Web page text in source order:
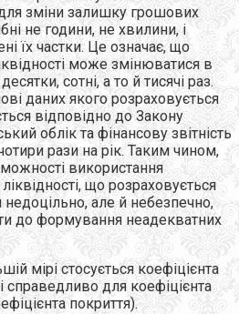
зміни залишку грошових
не години, не хвилини, і
їх частки. Це означає, що
може змінюватися в
сотні, а то й тисячі раз.
даних якого розраховується
відповідно до Закону
облік та фінансову звітність
рази на рік. Таким чином,
використання
що розраховується
недоцільно, але й небезпечно,
до формування неадекватних
мірі стосується коефіцієнта
справедливо для коефіцієнта
покриття).